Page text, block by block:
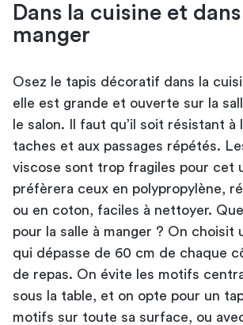
Dans la cuisine et
manger
Osez le tapis décoratif dans la
elle est grande et ouverte sur la
le salon. Il faut qu’il soit résistant à
taches et aux passages répétés.
viscose sont trop fragiles pour cet
préfèrera ceux en polypropylène,
ou en coton, faciles à nettoyer.
pour la salle à manger ? On choisit
qui dépasse de 60 cm de chaque
de repas. On évite les motifs
sous la table, et on opte pour un
motifs sur toute sa surface, ou